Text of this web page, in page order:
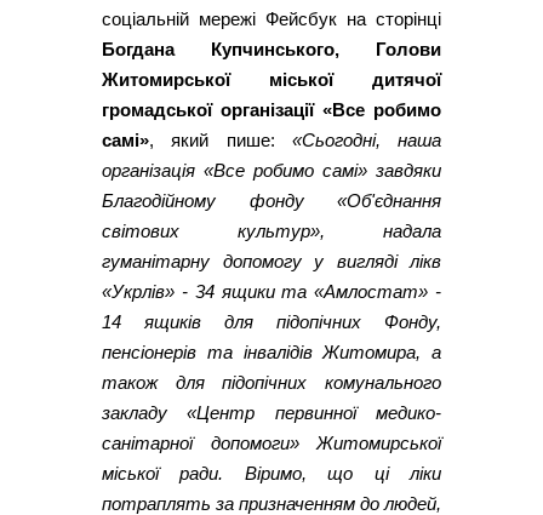
соціальній мережі Фейсбук на сторінці
Богдана Купчинського, Голови
Житомирської міської дитячої
громадської організації «Все робимо
самі», який пише: «Сьогодні, наша
організація «Все робимо самі» завдяки
Благодійному фонду «Об'єднання
світових культур», надала
гуманітарну допомогу у вигляді лікв
«Укрлів» - 34 ящики та «Амлостат» -
14 ящиків для підопічних Фонду,
пенсіонерів та інвалідів Житомира, а
також для підопічних комунального
закладу «Центр первинної медико-
санітарної допомоги» Житомирської
міської ради. Віримо, що ці ліки
потраплять за призначенням до людей,